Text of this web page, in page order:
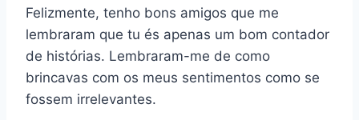
Felizmente, tenho bons amigos que me
lembraram que tu és apenas um bom contador
de histórias. Lembraram-me de como
brincavas com os meus sentimentos como se
fossem irrelevantes.